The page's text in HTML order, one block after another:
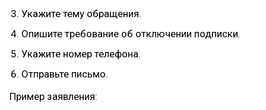
Укажите тему обращения.
Опишите требование об отключении подписки.
Укажите номер телефона.
Отправьте письмо.
Пример заявления: